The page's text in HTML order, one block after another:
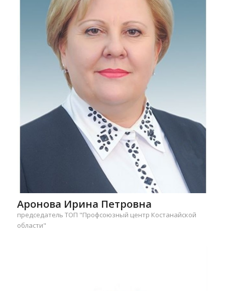
Аронова Ирина Петровна
председатель ТОП "Профсоюзный центр Костанайской
области"